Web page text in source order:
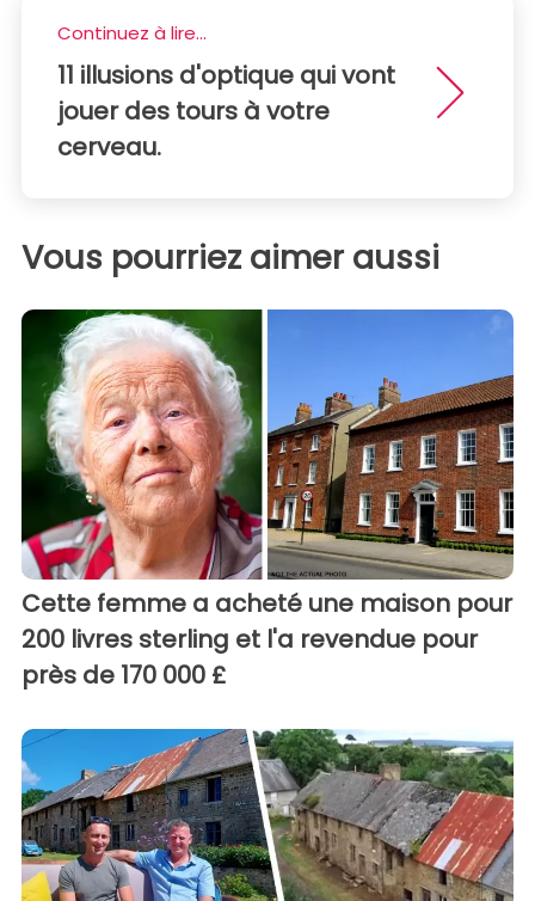
Continuez à lire...
11 illusions d'optique qui vont
jouer des tours à votre
cerveau.
Vous pourriez aimer aussi
Cette femme a acheté une maison pour
200 livres sterling et l'a revendue pour
près de 170 000 £